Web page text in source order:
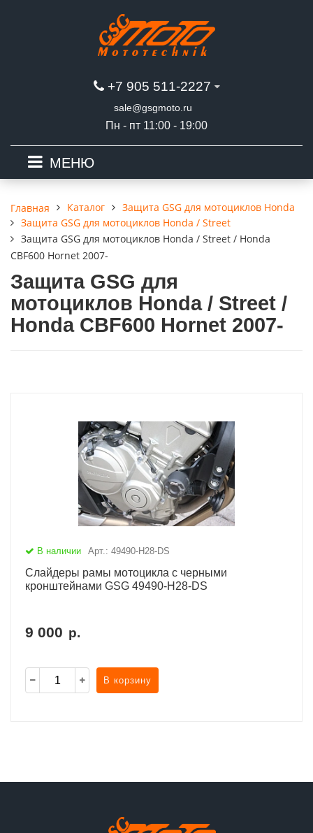
+7 905 511-2227
sale@gsgmoto.ru
Пн - пт 11:00 - 19:00
МЕНЮ
Главная Каталог
Защита GSG для мотоциклов Honda
Защита GSG для мотоциклов Honda / Street
Защита GSG для мотоциклов Honda / Street / Honda
CBF600 Hornet 2007-
Защита GSG для
мотоциклов Honda / Street /
Honda CBF600 Hornet 2007-
В наличии Арт.: 49490-H28-DS
Слайдеры рамы мотоцикла с черными
кронштейнами GSG 49490-H28-DS
9 000 р.
В корзину